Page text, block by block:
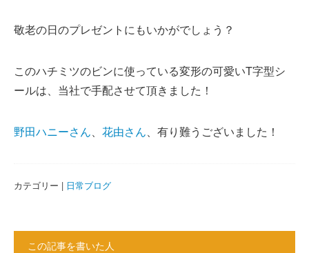
敬老の日のプレゼントにもいかがでしょう？
このハチミツのビンに使っている変形の可愛いT字型シ
ールは、当社で手配させて頂きました！
野田ハニーさん、 花由さん、有り難うございました！
カテゴリー | 日常ブログ
この記事を書いた人